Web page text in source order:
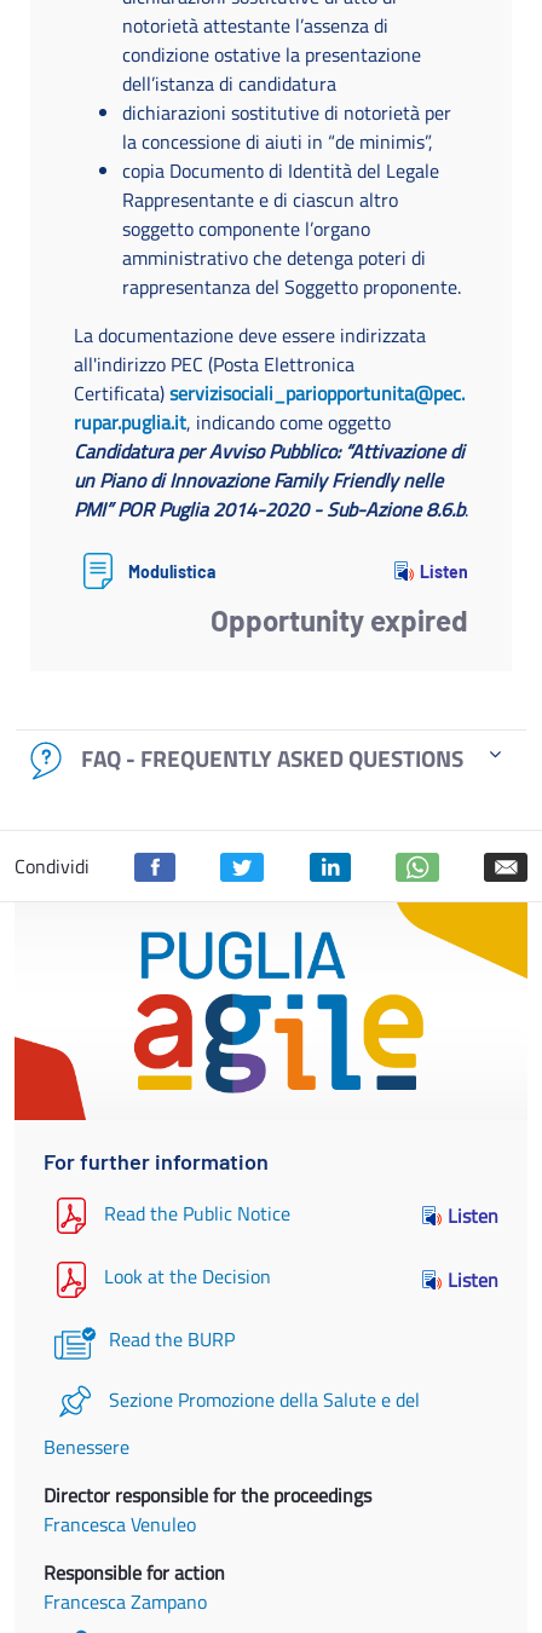
notorietà attestante l’assenza di
condizione ostative la presentazione
dell’istanza di candidatura
dichiarazioni sostitutive di notorietà per
la concessione di aiuti in “de minimis”,
copia Documento di Identità del Legale
Rappresentante e di ciascun altro
soggetto componente l’organo
amministrativo che detenga poteri di
rappresentanza del Soggetto proponente.
La documentazione deve essere indirizzata
all'indirizzo PEC (Posta Elettronica
Certificata)servizisociali_pariopportunita@pec.
rupar.puglia.it, indicando come oggetto
Candidatura per Avviso Pubblico: “Attivazione di
un Piano di Innovazione Family Friendly nelle
PMI” POR Puglia 2014-2020 - Sub-Azione 8.6.b.
Modulistica Listen
Opportunity expired
FAQ - FREQUENTLY ASKED QUESTIONS
Condividi
For further information
Read the Public Notice Listen
Look at the Decision Listen
Read the BURP
Sezione Promozione della Salute e del
Benessere
Director responsible for the proceedings
Francesca Venuleo
Responsible for action
Francesca Zampano